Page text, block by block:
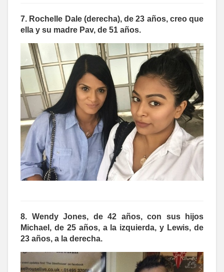
7. Rochelle Dale (derecha), de 23 años, creo que
ella y su madre Pav, de 51 años.
8. Wendy Jones, de 42 años, con sus hijos
Michael, de 25 años, a la izquierda, y Lewis, de
23 años, a la derecha.